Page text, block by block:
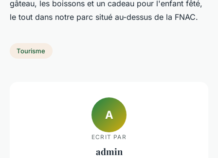
gâteau, les boissons et un cadeau pour l'enfant fêté,
le tout dans notre parc situé au-dessus de la FNAC.
Tourisme
A
ECRIT PAR
admin